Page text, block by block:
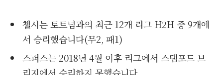
첼시는 토트넘과의 최근 12개 리그 H2H 중 9개에
서 승리했습니다(무2, 패1)
스퍼스는 2018년 4월 이후 리그에서 스탬포드 브